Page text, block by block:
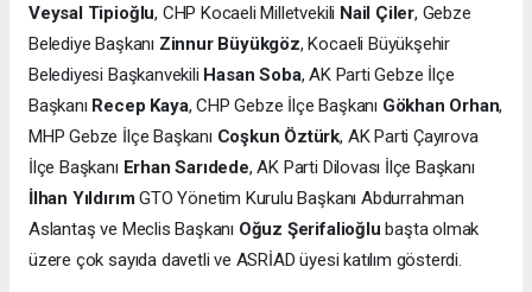
Veysal Tipioğlu, CHP Kocaeli Milletvekili Nail Çiler, Gebze
Belediye Başkanı Zinnur Büyükgöz, Kocaeli Büyükşehir
Belediyesi Başkanvekili Hasan Soba, AK Parti Gebze İlçe
Başkanı Recep Kaya, CHP Gebze İlçe Başkanı Gökhan Orhan,
MHP Gebze İlçe Başkanı Coşkun Öztürk, AK Parti Çayırova
İlçe Başkanı Erhan Sarıdede, AK Parti Dilovası İlçe Başkanı
İlhan YıldırımGTO Yönetim Kurulu Başkanı Abdurrahman
Aslantaş ve Meclis Başkanı Oğuz Şerifalioğlu başta olmak
üzere çok sayıda davetli ve ASRİAD üyesi katılım gösterdi.